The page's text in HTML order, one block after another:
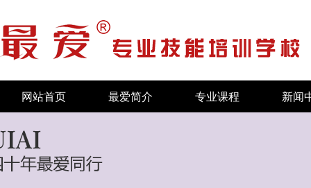
网站首页 最爱简介 专业课程 新闻